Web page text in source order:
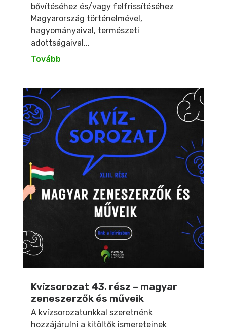
bővítéséhez és/vagy felfrissítéséhez
Magyarország történelmével,
hagyományaival, természeti
adottságaival...
Tovább
Kvízsorozat 43. rész – magyar
zeneszerzők és műveik
A kvízsorozatunkkal szeretnénk
hozzájárulni a kitöltők ismereteinek